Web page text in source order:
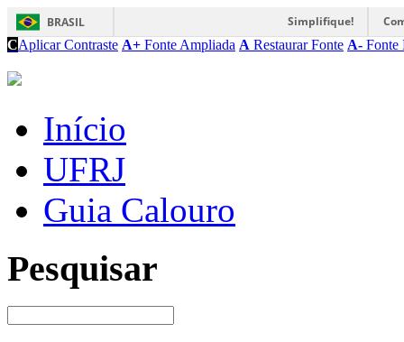
BRASIL Simplifique!
CAplicar Contraste A+ Fonte Ampliada A Restaurar Fonte A- Fonte
Início
UFRJ
Guia Calouro
Pesquisar